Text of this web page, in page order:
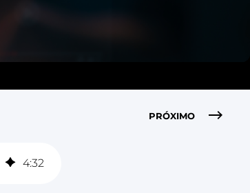
PRÓXIMO
4:32